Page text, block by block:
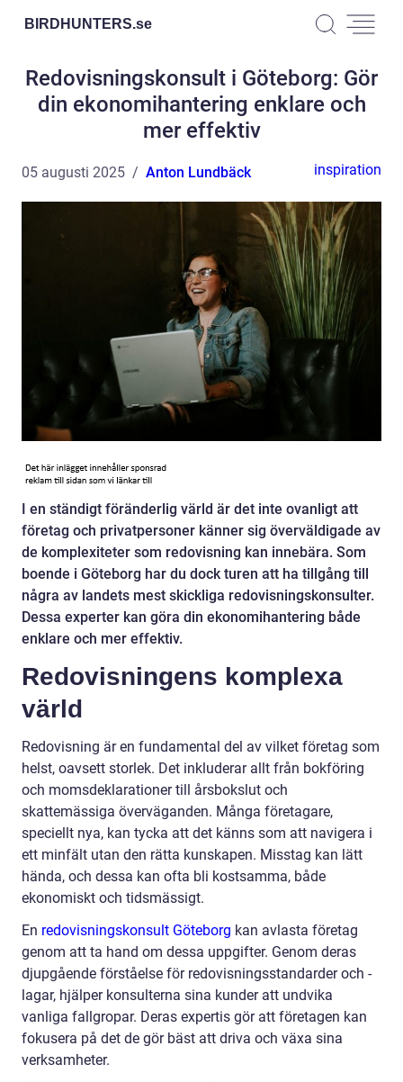
BIRDHUNTERS.se
Redovisningskonsult i Göteborg: Gör
din ekonomihantering enklare och
mer effektiv
05 augusti 2025 Anton Lundbäck inspiration
I en ständigt föränderlig värld är det inte ovanligt att
företag och privatpersoner känner sig överväldigade av
de komplexiteter som redovisning kan innebära. Som
boende i Göteborg har du dock turen att ha tillgång till
några av landets mest skickliga redovisningskonsulter.
Dessa experter kan göra din ekonomihantering både
enklare och mer effektiv.
Redovisningens komplexa
värld
Redovisning är en fundamental del av vilket företag som
helst, oavsett storlek. Det inkluderar allt från bokföring
och momsdeklarationer till årsbokslut och
skattemässiga överväganden. Många företagare,
speciellt nya, kan tycka att det känns som att navigera i
ett minfält utan den rätta kunskapen. Misstag kan lätt
hända, och dessa kan ofta bli kostsamma, både
ekonomiskt och tidsmässigt.
En redovisningskonsult Göteborg kan avlasta företag
genom att ta hand om dessa uppgifter. Genom deras
djupgående förståelse för redovisningsstandarder och -
lagar, hjälper konsulterna sina kunder att undvika
vanliga fallgropar. Deras expertis gör att företagen kan
fokusera på det de gör bäst att driva och växa sina
verksamheter.